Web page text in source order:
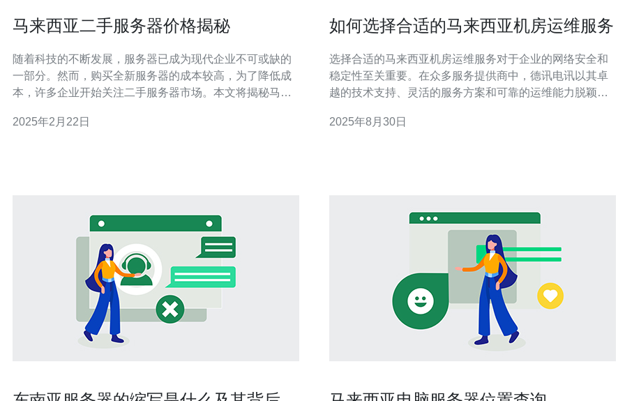
马来西亚二手服务器价格揭秘
随着科技的不断发展，服务器已成为现代企业不可或缺的
一部分。然而，购买全新服务器的成本较高，为了降低成
本，许多企业开始关注二手服务器市场。本文将揭秘马来
市场正快速发展。随着企业对服务器需求的增加，越来越
2025年2月22日
如何选择合适的马来西亚机房运维服务
选择合适的马来西亚机房运维服务对于企业的网络安全和
稳定性至关重要。在众多服务提供商中，德讯电讯以其卓
越的技术支持、灵活的服务方案和可靠的运维能力脱颖而
细说明为何德讯电讯是您理想的合作伙伴。 服务商的技术
2025年8月30日